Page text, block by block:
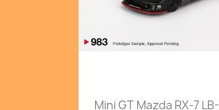
Mini GT Mazda RX-7